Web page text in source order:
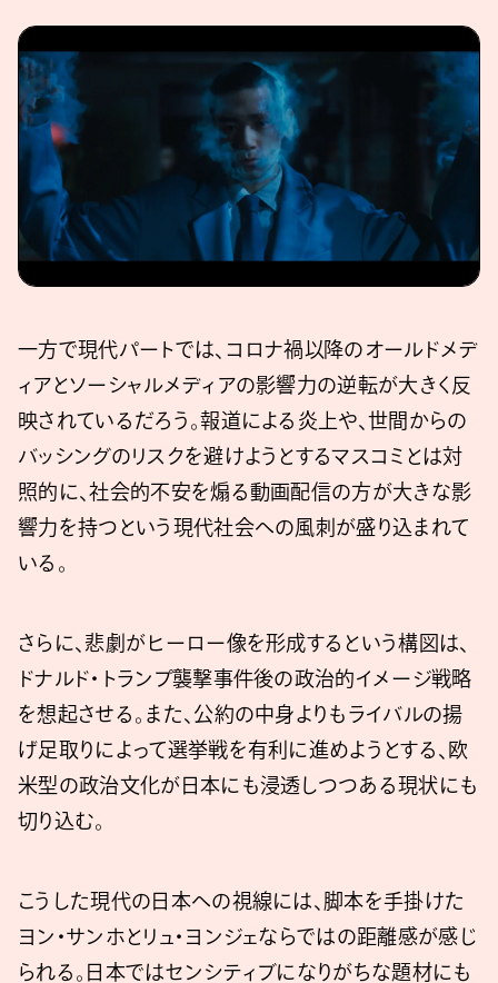
一方で現代パートでは、コロナ禍以降のオールドメデ
ィアとソーシャルメディアの影響力の逆転が大きく反
映されているだろう。報道による炎上や、世間からの
バッシングのリスクを避けようとするマスコミとは対
照的に、社会的不安を煽る動画配信の方が大きな影
響力を持つという現代社会への風刺が盛り込まれて
いる。
さらに、悲劇がヒーロー像を形成するという構図は、
ドナルド・トランプ襲撃事件後の政治的イメージ戦略
を想起させる。また、公約の中身よりもライバルの揚
げ足取りによって選挙戦を有利に進めようとする、欧
米型の政治文化が日本にも浸透しつつある現状にも
切り込む。
こうした現代の日本への視線には、脚本を手掛けた
ヨン・サンホとリュ・ヨンジェならではの距離感が感じ
られる。日本ではセンシティブになりがちな題材にも